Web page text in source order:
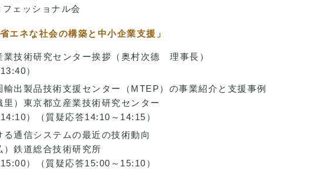
ェッショナル会
エネな社会の構築と中小企業支援」
業技術研究センター挨拶（奥村次德 理事長）
）
輸出製品技術支援センター（MTEP）の事業紹介と支援事例
里）東京都立産業技術研究センター
14:10）（質疑応答14:10～14:15）
る通信システムの最近の技術動向
）鉄道総合技術研究所
15:00）（質疑応答15:00～15:10）